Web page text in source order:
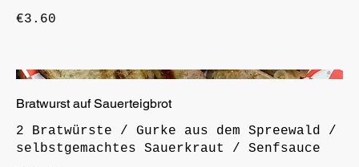
€3.60
Bratwurst auf Sauerteigbrot
2 Bratwürste / Gurke aus dem Spreewald /
selbstgemachtes Sauerkraut / Senfsauce